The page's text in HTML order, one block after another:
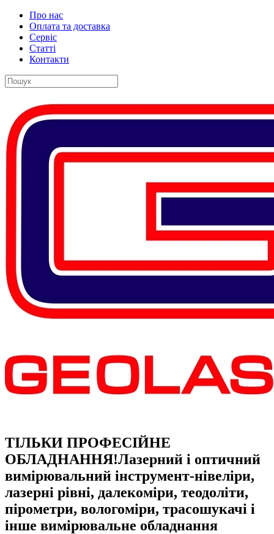
Про нас
Оплата та доставка
Сервіс
Статті
Контакти
ТІЛЬКИ ПРОФЕСІЙНЕ
ОБЛАДНАННЯ!Лазерний і оптичний
вимірювальний інструмент-нівеліри,
лазерні рівні, далекоміри, теодоліти,
пірометри, вологоміри, трасошукачі і
інше вимірювальне обладнання